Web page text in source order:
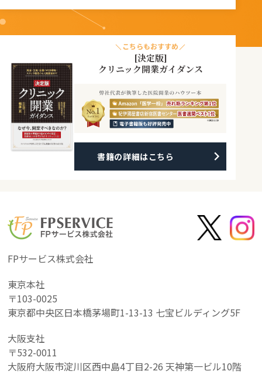
こちらもおすすめ
[決定版]
クリニック開業ガイダンス
書籍の詳細はこちら
FPサービス株式会社
東京本社
〒103-0025
東京都中央区日本橋茅場町1-13-13 七宝ビルディング5F
大阪支社
〒532-0011
大阪府大阪市淀川区西中島4丁目2-26 天神第一ビル10階